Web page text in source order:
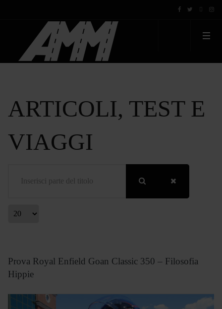
ARTICOLI, TEST E
VIAGGI
Visualizza #
Prova Royal Enfield Goan Classic 350 – Filosofia
Hippie